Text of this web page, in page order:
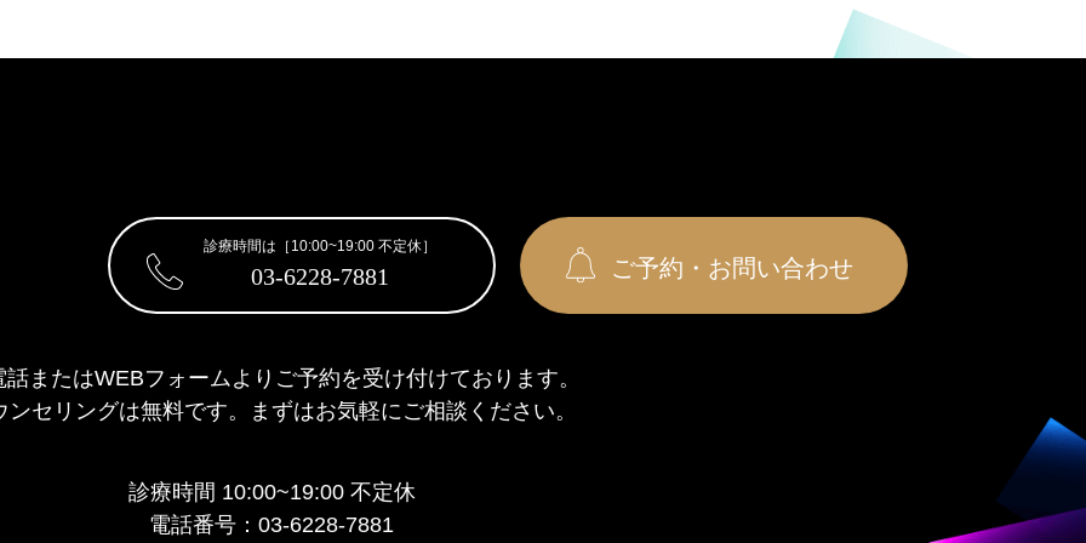
診療時間は［10:00~19:00 不定休］
03-6228-7881 ご予約・お問い合わせ
話またはWEBフォームより ご予約を受け付けております。
ンセリングは無料です。
まずはお気軽にご相談ください。
診療時間 10:00~19:00 不定休
電話番号：03-6228-7881